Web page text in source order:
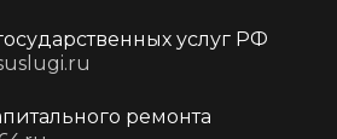
услуг РФ
ремонта